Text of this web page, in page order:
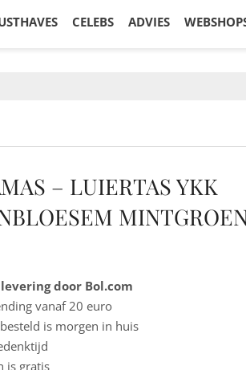
CELEBS ADVIES
– LUIERTAS YKK
door Bol.com
vanaf 20 euro
is morgen in huis
is gratis